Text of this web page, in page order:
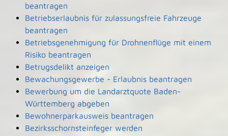
beantragen
Betriebserlaubnis für zulassungsfreie Fahrzeuge
beantragen
Betriebsgenehmigung für Drohnenflüge mit einem
Risiko beantragen
Betrugsdelikt anzeigen
Bewachungsgewerbe - Erlaubnis beantragen
Bewerbung um die Landarztquote Baden-
Württemberg abgeben
Bewohnerparkausweis beantragen
Bezirksschornsteinfeger werden